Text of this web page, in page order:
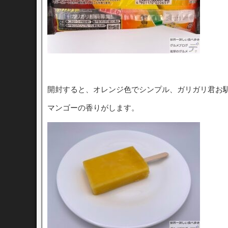
開封すると、オレンジ色でシンプル、ガリガリ君お
マンゴーの香りがします。